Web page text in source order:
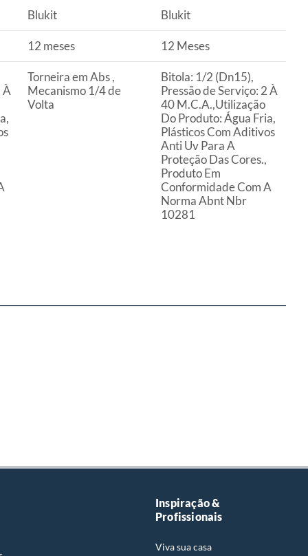
Blukit Blukit
12 meses 12 Meses
À
Torneira em Abs ,
Mecanismo 1/4 de
Volta
Bitola: 1/2 (Dn15),
Pressão de Serviço: 2 À
40 M.C.A.,Utilização
Do Produto: Água Fria,
Plásticos Com Aditivos
Anti Uv Para A
Proteção Das Cores.,
Produto Em
Conformidade Com A
Norma Abnt Nbr
10281
Inspiração &
Profissionais
Viva sua casa